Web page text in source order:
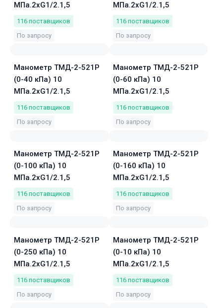
МПа.2хG1/2.1,5
116 поставщиков
По запросу
МПа.2хG1/2.1,5
116 поставщиков
По запросу
Манометр ТМД-2-521Р
(0-40 кПа) 10
МПа.2хG1/2.1,5
116 поставщиков
По запросу
Манометр ТМД-2-521Р
(0-60 кПа) 10
МПа.2хG1/2.1,5
116 поставщиков
По запросу
Манометр ТМД-2-521Р
(0-100 кПа) 10
МПа.2хG1/2.1,5
116 поставщиков
По запросу
Манометр ТМД-2-521Р
(0-160 кПа) 10
МПа.2хG1/2.1,5
116 поставщиков
По запросу
Манометр ТМД-2-521Р
(0-250 кПа) 10
МПа.2хG1/2.1,5
116 поставщиков
По запросу
Манометр ТМД-2-521Р
(0-10 кПа) 10
МПа.2хG1/2.1,5
116 поставщиков
По запросу